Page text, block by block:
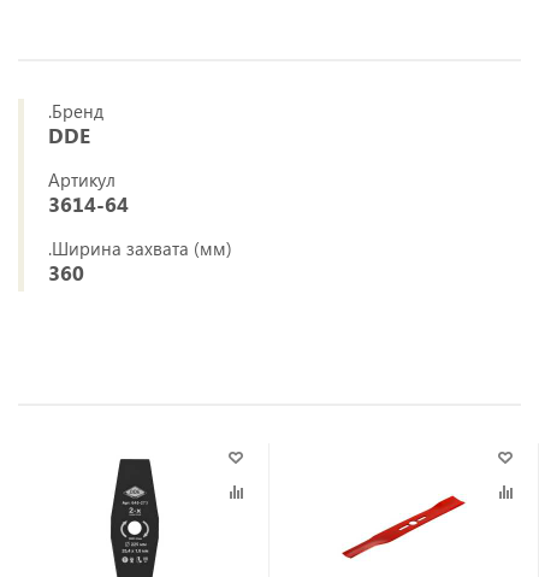
.Бренд
DDE
Артикул
3614-64
.Ширина захвата (мм)
360